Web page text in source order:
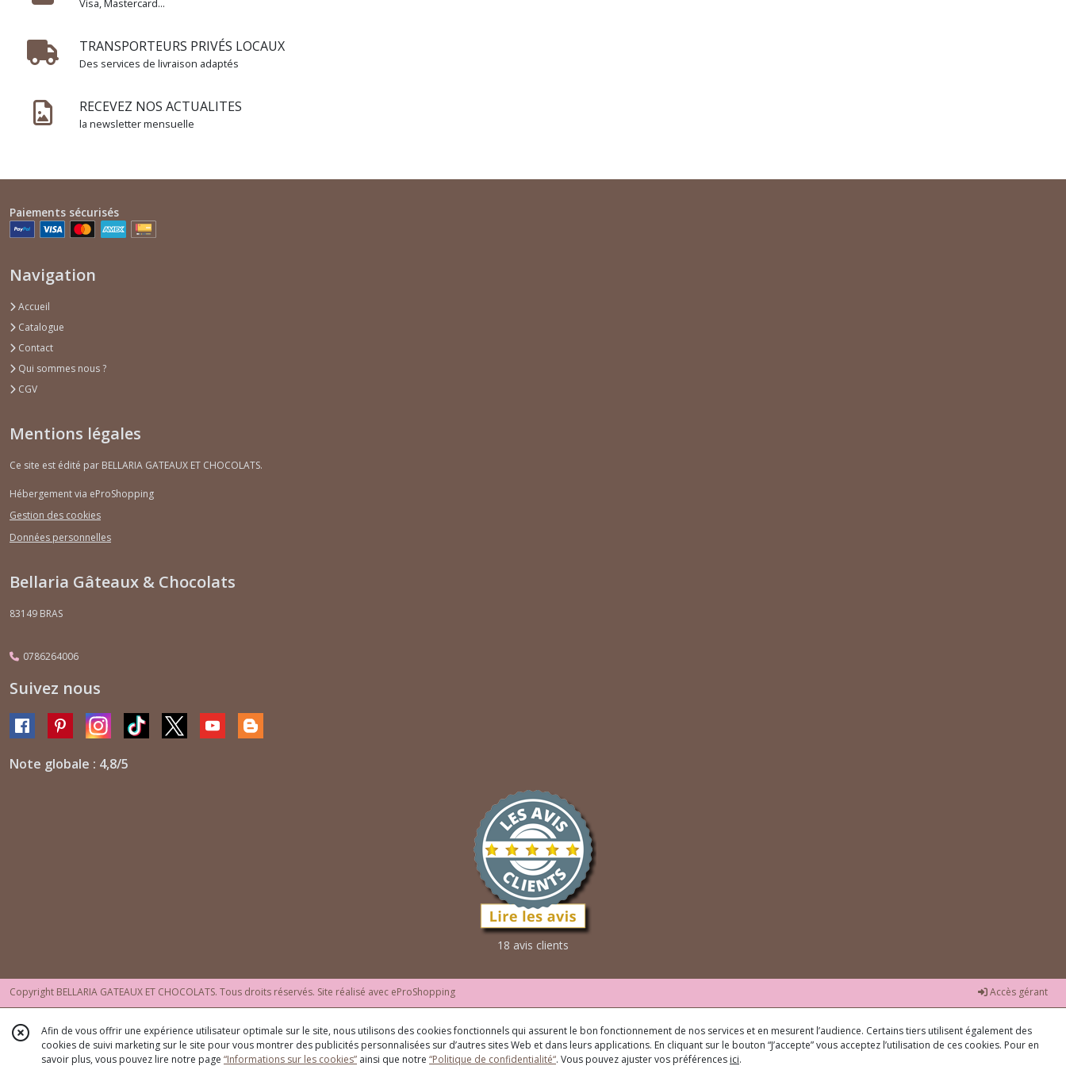
Visa, Mastercard...
TRANSPORTEURS PRIVÉS LOCAUX
Des services de livraison adaptés
RECEVEZ NOS ACTUALITES
la newsletter mensuelle
Anniversaire
fille
(6)
Anniversaire
enfant
adulte
Femme
(3)
Anniversaire
Homme
(2)
Afficher
résultats
Paiements sécurisés
Navigation
Accueil
Catalogue
Contact
Qui sommes nous ?
CGV
Mentions légales
Ce site est édité par BELLARIA GATEAUX ET CHOCOLATS.
Hébergement via eProShopping
Gestion des cookies
Données personnelles
Bellaria Gâteaux & Chocolats
83149 BRAS
0786264006
Suivez nous
Note globale : 4,8/5
18 avis clients
Copyright BELLARIA GATEAUX ET CHOCOLATS. Tous droits réservés. Site réalisé avec eProShopping Accès gérant
Afin de vous offrir une expérience utilisateur optimale sur le site, nous utilisons des cookies fonctionnels qui assurent le bon fonctionnement de nos services et en mesurent l’audience. Certains tiers utilisent également des
cookies de suivi marketing sur le site pour vous montrer des publicités personnalisées sur d’autres sites Web et dans leurs applications. En cliquant sur le bouton “J’accepte” vous acceptez l’utilisation de ces cookies. Pour en
savoir plus, vous pouvez lire notre page “Informations sur les cookies” ainsi que notre “Politique de confidentialité“. Vous pouvez ajuster vos préférences ici.